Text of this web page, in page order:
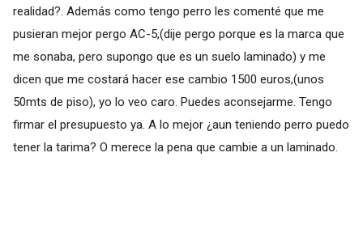
realidad?. Además como tengo perro les comenté que me
pusieran mejor pergo AC-5,(dije pergo porque es la marca que
me sonaba, pero supongo que es un suelo laminado) y me
dicen que me costará hacer ese cambio 1500 euros,(unos
50mts de piso), yo lo veo caro. Puedes aconsejarme. Tengo
firmar el presupuesto ya. A lo mejor ¿aun teniendo perro puedo
tener la tarima? O merece la pena que cambie a un laminado.